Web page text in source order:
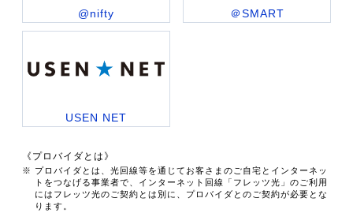
@nifty ＠SMART
USEN NET
《プロバイダとは》
※ プロバイダとは、光回線等を通じてお客さまのご自宅とインターネッ
トをつなげる事業者で、インターネット回線「フレッツ光」のご利用
にはフレッツ光のご契約とは別に、プロバイダとのご契約が必要とな
ります。